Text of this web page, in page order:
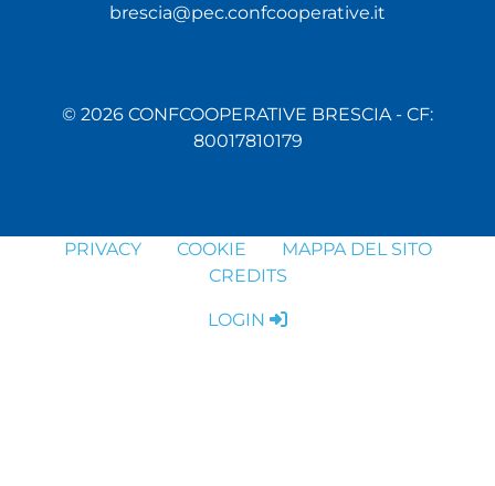
brescia@pec.confcooperative.it
© 2026 CONFCOOPERATIVE BRESCIA - CF:
80017810179
PRIVACY COOKIE
MAPPA DEL SITO
CREDITS
LOGIN